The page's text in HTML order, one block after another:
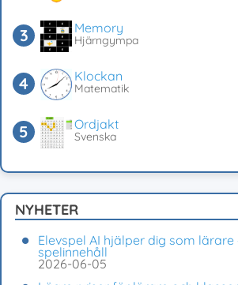
Memory
Hjärngympa
Klockan
Matematik
Ordjakt
Svenska
NYHETER
Elevspel AI hjälper dig som
spelinnehåll
2026-06-05